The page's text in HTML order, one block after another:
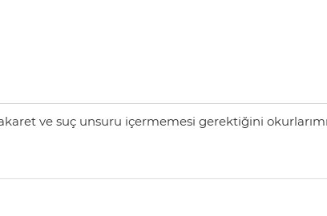
ve suç unsuru içermemesi gerektiğini